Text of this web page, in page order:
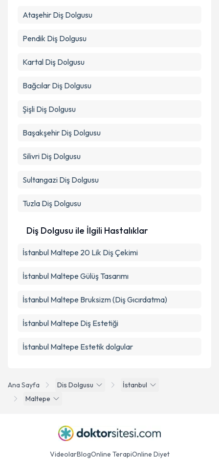
Ana Sayfa Dis Dolgusu
İstanbul
Maltepe
Ataşehir Diş Dolgusu
Pendik Diş Dolgusu
Kartal Diş Dolgusu
Bağcılar Diş Dolgusu
Şişli Diş Dolgusu
Başakşehir Diş Dolgusu
Silivri Diş Dolgusu
Sultangazi Diş Dolgusu
Tuzla Diş Dolgusu
Diş Dolgusu ile İlgili Hastalıklar
İstanbul Maltepe 20 Lik Diş Çekimi
İstanbul Maltepe Gülüş Tasarımı
İstanbul Maltepe Bruksizm (Diş Gıcırdatma)
İstanbul Maltepe Diş Estetiği
İstanbul Maltepe Estetik dolgular
VideolarBlogOnline TerapiOnline Diyet